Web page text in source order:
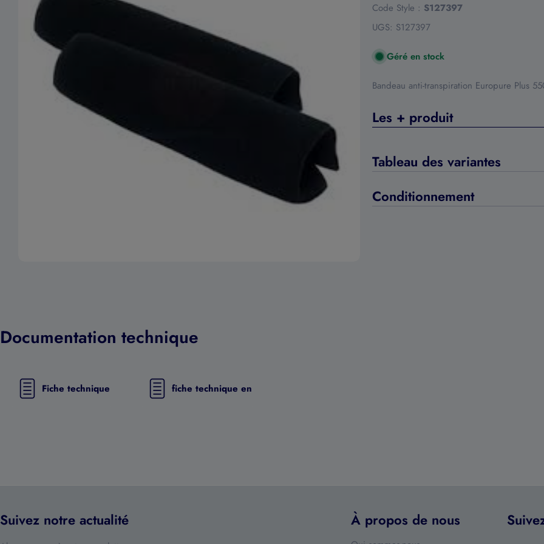
Ouvrir le média 0 en mode modal
Code Style : S127397
UGS: S127397
Géré en stock
Bandeau anti-transpiration Europure Plus
Les + produit
Tableau des variantes
Conditionnement
Documentation technique
Fiche technique fiche technique en
Suivez notre actualité À propos de nous